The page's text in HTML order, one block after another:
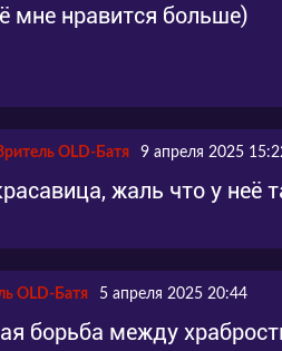
мне нравится больше)
OLD-Батя 9 апреля 2025
жаль что у неё
OLD-Батя 5 апреля 2025 20:44
борьба между